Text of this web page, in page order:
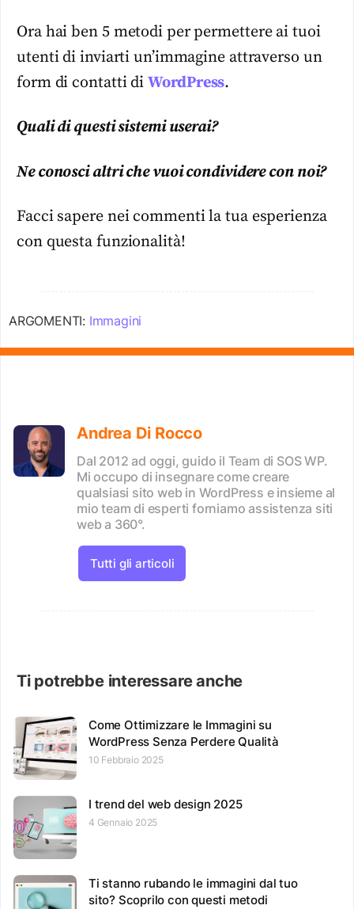
Ora hai ben 5 metodi per permettere ai tuoi
utenti di inviarti un’immagine attraverso un
form di contatti di WordPress.
Quali di questi sistemi userai?
Ne conosci altri che vuoi condividere con noi?
Facci sapere nei commenti la tua esperienza
con questa funzionalità!
ARGOMENTI: Immagini
Andrea Di Rocco
Dal 2012 ad oggi, guido il Team di SOS WP.
Mi occupo di insegnare come creare
qualsiasi sito web in WordPress e insieme al
mio team di esperti forniamo assistenza siti
web a 360°.
Tutti gli articoli
Ti potrebbe interessare anche
Come Ottimizzare le Immagini su
WordPress Senza Perdere Qualità
10 Febbraio 2025
I trend del web design 2025
4 Gennaio 2025
Ti stanno rubando le immagini dal tuo
sito? Scoprilo con questi metodi